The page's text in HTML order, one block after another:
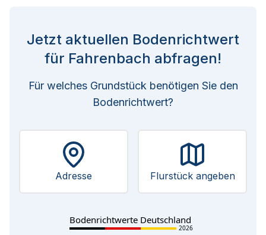
Jetzt aktuellen Bodenrichtwert
für Fahrenbach abfragen!
Für welches Grundstück benötigen Sie den
Bodenrichtwert?
Adresse Flurstück angeben
Bodenrichtwerte Deutschland
2026